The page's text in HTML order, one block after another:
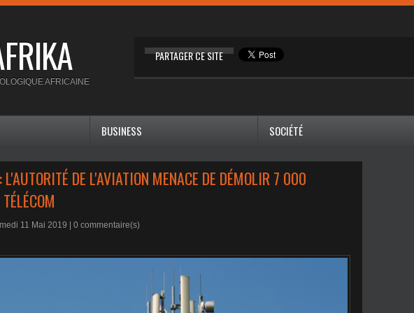
PARTAGER CE SITE
AFRICAINE
BUSINESS SOCIÉTÉ
L'AUTORITÉ DE L'AVIATION MENACE DE DÉMOLIR 7 000
11 Mai 2019 | 0 commentaire(s)